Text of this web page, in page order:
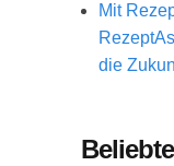
Mit
die